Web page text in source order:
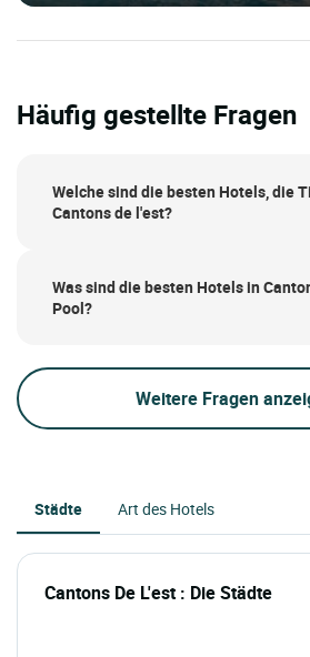
Häufig gestellte Fragen
Welche sind die besten Hotels, die
Cantons de l'est?
Was sind die besten Hotels in
Pool?
Weitere Fragen
Städte Art des Hotels
Cantons De L'est : Die Städte